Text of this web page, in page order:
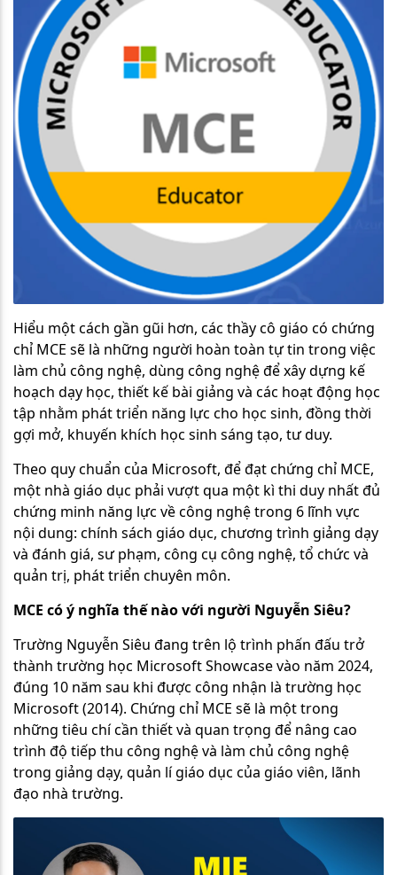
Hiểu một cách gần gũi hơn, các thầy cô giáo có chứng
chỉ MCE sẽ là những người hoàn toàn tự tin trong việc
làm chủ công nghệ, dùng công nghệ để xây dựng kế
hoạch dạy học, thiết kế bài giảng và các hoạt động học
tập nhằm phát triển năng lực cho học sinh, đồng thời
gợi mở, khuyến khích học sinh sáng tạo, tư duy.
Theo quy chuẩn của Microsoft, để đạt chứng chỉ MCE,
một nhà giáo dục phải vượt qua một kì thi duy nhất đủ
chứng minh năng lực về công nghệ trong 6 lĩnh vực
nội dung: chính sách giáo dục, chương trình giảng dạy
và đánh giá, sư phạm, công cụ công nghệ, tổ chức và
quản trị, phát triển chuyên môn.
MCE có ý nghĩa thế nào với người Nguyễn Siêu?
Trường Nguyễn Siêu đang trên lộ trình phấn đấu trở
thành trường học Microsoft Showcase vào năm 2024,
đúng 10 năm sau khi được công nhận là trường học
Microsoft (2014). Chứng chỉ MCE sẽ là một trong
những tiêu chí cần thiết và quan trọng để nâng cao
trình độ tiếp thu công nghệ và làm chủ công nghệ
trong giảng dạy, quản lí giáo dục của giáo viên, lãnh
đạo nhà trường.